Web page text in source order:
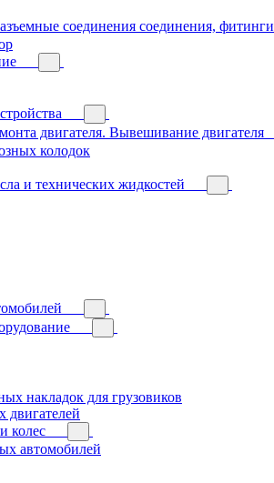
соединения соединения, фитинги
двигателя. Вывешивание двигателя
колодок
и технических жидкостей
накладок для грузовиков
двигателей
колес
автомобилей